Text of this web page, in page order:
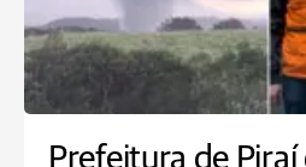
Prefeitura de Piraí